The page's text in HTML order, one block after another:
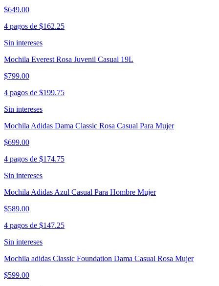
$649.00
4 pagos de $162.25
Sin intereses
Mochila Everest Rosa Juvenil Casual 19L
$799.00
4 pagos de $199.75
Sin intereses
Mochila Adidas Dama Classic Rosa Casual Para Mujer
$699.00
4 pagos de $174.75
Sin intereses
Mochila Adidas Azul Casual Para Hombre Mujer
$589.00
4 pagos de $147.25
Sin intereses
Mochila adidas Classic Foundation Dama Casual Rosa Mujer
$599.00